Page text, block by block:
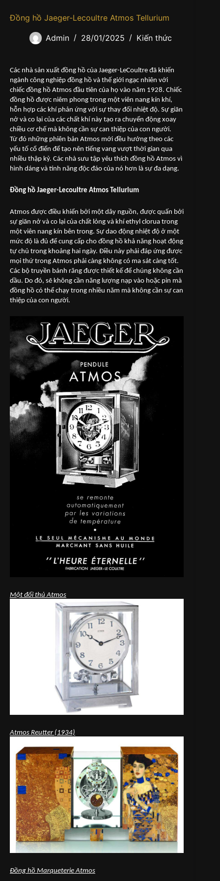
Đồng hồ Jaeger-Lecoultre Atmos Tellurium
Admin 28/01/2025 Kiến thức
Các nhà sản xuất đồng hồ của Jaeger-LeCoultre đã khiến
ngành công nghiệp đồng hồ và thế giới ngạc nhiên với
chiếc đồng hồ Atmos đầu tiên của họ vào năm 1928. Chiếc
đồng hồ được niêm phong trong một viên nang kín khí,
hỗn hợp các khí phản ứng với sự thay đổi nhiệt độ. Sự giãn
nở và co lại của các chất khí này tạo ra chuyển động xoay
chiều cơ chế mà không cần sự can thiệp của con người.
Từ đó những phiên bản Atmos mới đều hướng theo các
yếu tố cổ điển để tạo nên tiếng vang vượt thời gian qua
nhiều thập kỷ. Các nhà sưu tập yêu thích đồng hồ Atmos vì
hình dáng và tính năng độc đáo của nó hơn là sự đa dạng.
Đồng hồ Jaeger-Lecoultre Atmos Tellurium
Atmos được điều khiển bởi một dây nguồn, được quấn bởi
sự giãn nở và co lại của chất lỏng và khí ethyl clorua trong
một viên nang kín bên trong. Sự dao động nhiệt độ ở một
mức độ là đủ để cung cấp cho đồng hồ khả năng hoạt động
tự chủ trong khoảng hai ngày. Điều này phải đáp ứng được
mọi thứ trong Atmos phải càng không có ma sát càng tốt.
Các bộ truyền bánh răng được thiết kế để chúng không cần
dầu. Do đó, sẽ không cần năng lượng nạp vào hoặc pin mà
đồng hồ có thể chạy trong nhiều năm mà không cần sự can
thiệp của con người.
Một đối thủ Atmos
Atmos Reutter (1934)
Đồng hồ Marqueterie Atmos